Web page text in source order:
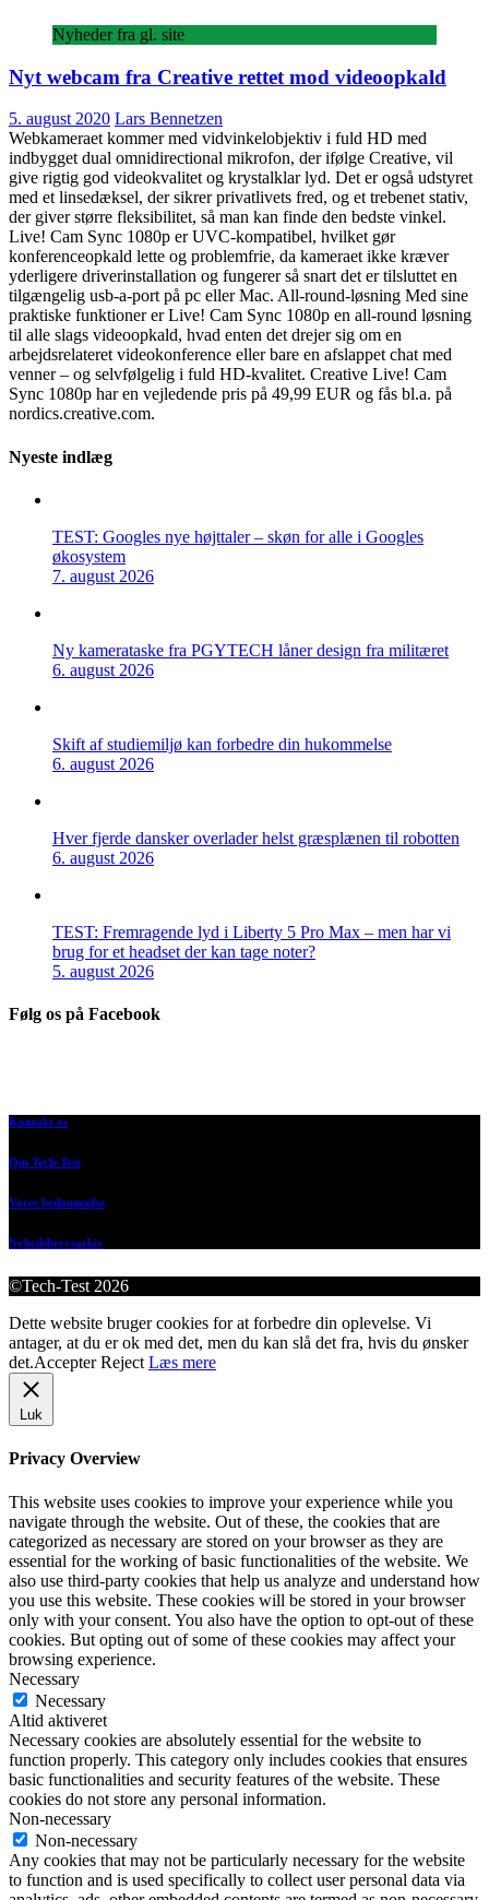
Nyheder fra gl. site
Nyt webcam fra Creative rettet mod videoopkald
5. august 2020 Lars Bennetzen
Webkameraet kommer med vidvinkelobjektiv i fuld HD med
indbygget dual omnidirectional mikrofon, der ifølge Creative, vil
give rigtig god videokvalitet og krystalklar lyd. Det er også udstyret
med et linsedæksel, der sikrer privatlivets fred, og et trebenet stativ,
der giver større fleksibilitet, så man kan finde den bedste vinkel.
Live! Cam Sync 1080p er UVC-kompatibel, hvilket gør
konferenceopkald lette og problemfrie, da kameraet ikke kræver
yderligere driverinstallation og fungerer så snart det er tilsluttet en
tilgængelig usb-a-port på pc eller Mac. All-round-løsning Med sine
praktiske funktioner er Live! Cam Sync 1080p en all-round løsning
til alle slags videoopkald, hvad enten det drejer sig om en
arbejdsrelateret videokonference eller bare en afslappet chat med
venner – og selvfølgelig i fuld HD-kvalitet. Creative Live! Cam
Sync 1080p har en vejledende pris på 49,99 EUR og fås bl.a. på
nordics.creative.com.
Nyeste indlæg
TEST: Googles nye højttaler – skøn for alle i Googles
økosystem
7. august 2026
Ny kamerataske fra PGYTECH låner design fra militæret
6. august 2026
Skift af studiemiljø kan forbedre din hukommelse
6. august 2026
Hver fjerde dansker overlader helst græsplænen til robotten
6. august 2026
TEST: Fremragende lyd i Liberty 5 Pro Max – men har vi
brug for et headset der kan tage noter?
5. august 2026
Følg os på Facebook
Kontakt os
Om Tech-Test
Vores bedømmelse
Nyhedsbrevsarkiv
©Tech-Test 2026
Dette website bruger cookies for at forbedre din oplevelse. Vi
antager, at du er ok med det, men du kan slå det fra, hvis du ønsker
det.Accepter Reject Læs mere
Luk
Privacy Overview
This website uses cookies to improve your experience while you
navigate through the website. Out of these, the cookies that are
categorized as necessary are stored on your browser as they are
essential for the working of basic functionalities of the website. We
also use third-party cookies that help us analyze and understand how
you use this website. These cookies will be stored in your browser
only with your consent. You also have the option to opt-out of these
cookies. But opting out of some of these cookies may affect your
browsing experience.
Necessary
Necessary
Altid aktiveret
Necessary cookies are absolutely essential for the website to
function properly. This category only includes cookies that ensures
basic functionalities and security features of the website. These
cookies do not store any personal information.
Non-necessary
Non-necessary
Any cookies that may not be particularly necessary for the website
to function and is used specifically to collect user personal data via